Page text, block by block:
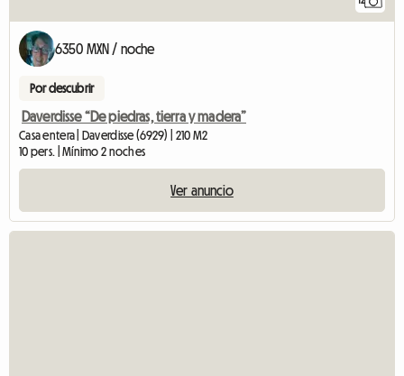
6350 MXN / noche
Por descubrir
Daverdisse “De piedras, tierra y madera”
Casa entera | Daverdisse (6929) | 210 M2
10 pers. | Mínimo 2 noches
Ver anuncio